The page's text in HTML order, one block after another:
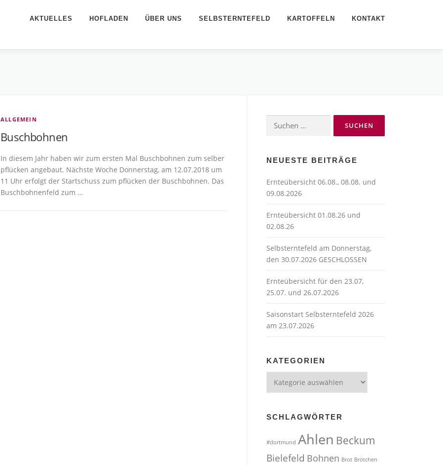
AKTUELLES HOFLADEN ÜBER UNS SELBSTERNTEFELD KARTOFFELN KONTAKT
ALLGEMEIN
Buschbohnen
In diesem Jahr haben wir zum ersten Mal Buschbohnen zum selber
pflücken angebaut. Nächste Woche Donnerstag, am 12.07.2018 um
11 Uhr erfolgt der Startschuss zum pflücken der Buschbohnen. Das
Buschbohnenfeld zum …
Suchen
nach:
NEUESTE BEITRÄGE
Ernteübersicht 06.08., 08.08. und
09.08.2026
Ernteübersicht 01.08.26 und
02.08.26
Selbsterntefeld am Donnerstag,
den 30.07.2026 GESCHLOSSEN
Ernteübersicht für den 23.07,
25.07. und 26.07.2026
Saisonstart Selbsterntefeld 2026
am 23.07.2026
KATEGORIEN
SCHLAGWÖRTER
#dortmund Ahlen Beckum
Bielefeld Bohnen Brot Brötchen